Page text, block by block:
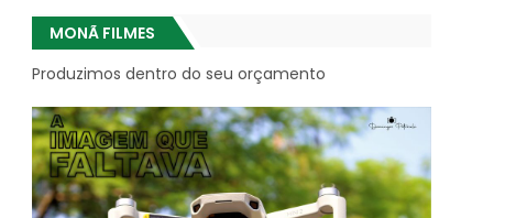
MONÃ FILMES
Produzimos dentro do seu orçamento